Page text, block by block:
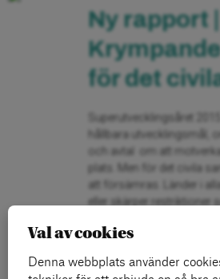
Ny rapport |
för det
Superutvecklingsåret
hållbara utvecklingsmål,
och avtal om att
plats. Men för det civila
att försämras. Länder i
eller skärper restriktioner
arbetar för demokrati och
LÄS MER
Val av cookies
Denna webbplats använder